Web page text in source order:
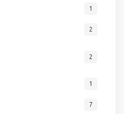
1
2
2
1
7